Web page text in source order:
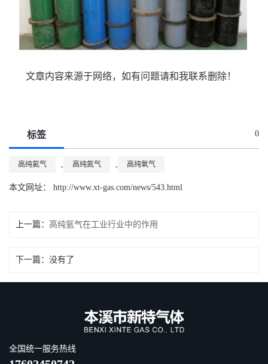
文章内容来源于网络，如有问题请和我联系删除！
标签 0
高纯氦气 , 高纯氮气 , 高纯氧气
本文网址： http://www.xt-gas.com/news/543.html
上一篇： 高纯氩气在工业行业中的作用
下一篇： 没有了
全国统一服务热线